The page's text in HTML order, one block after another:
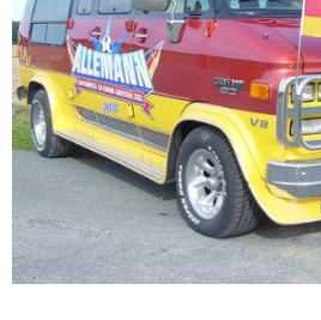
PROMO